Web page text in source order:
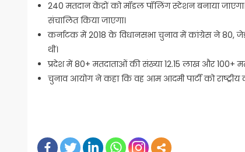
240 मतदान केंद्रों को मॉडल पॉलिंग स्टेशन बनाया
संचालित किया जाएगा।
कर्नाटक में 2018 के विधानसभा चुनाव में कांग्रेस ने 80,
थीं।
प्रदेश में 80+ मतदाताओं की संख्या 12.15 लाख और 100+
चुनाव आयोग ने कहा कि वह आम आदमी पार्टी को राष्ट्रीय